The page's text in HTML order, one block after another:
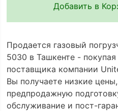
Добавить в
Продается газовый
5030 в Ташкенте -
поставщика компании
Вы получаете низкие
предпродажную
обслуживание и пост-